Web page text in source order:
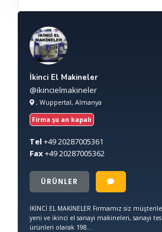
İkinci El Makineler
@ikincielmakineler
, Wuppertal, Almanya
Firma şu an kapalı
Tel +4920287005361
Fax+4920287005362
ÜRÜNLER
İKİNCİ EL MAKİNELER Firmamız siz
yeni ve ikinci el sanayi makineleri, sanayi
ürünleri olarak 198...